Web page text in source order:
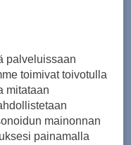
-takit
palveluissaan
toimivat toivotulla
mitataan
mainonnan
painamalla